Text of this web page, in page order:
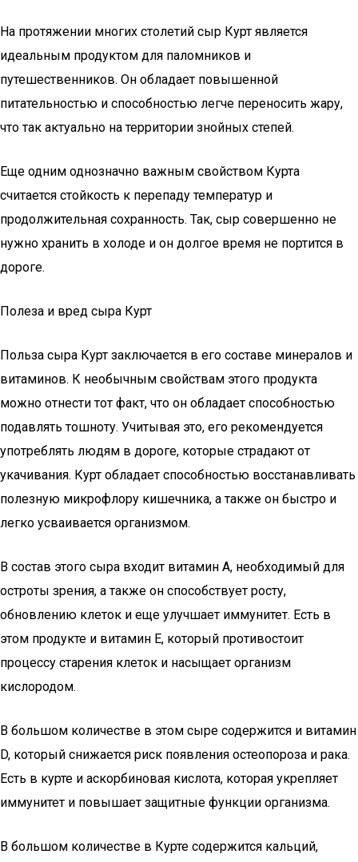
На протяжении многих столетий сыр Курт является
идеальным продуктом для паломников и
путешественников. Он обладает повышенной
питательностью и способностью легче переносить жару,
что так актуально на территории знойных степей.
Еще одним однозначно важным свойством Курта
считается стойкость к перепаду температур и
продолжительная сохранность. Так, сыр совершенно не
нужно хранить в холоде и он долгое время не портится в
дороге.
Полеза и вред сыра Курт
Польза сыра Курт заключается в его составе минералов и
витаминов. К необычным свойствам этого продукта
можно отнести тот факт, что он обладает способностью
подавлять тошноту. Учитывая это, его рекомендуется
употреблять людям в дороге, которые страдают от
укачивания. Курт обладает способностью восстанавливать
полезную микрофлору кишечника, а также он быстро и
легко усваивается организмом.
В состав этого сыра входит витамин А, необходимый для
остроты зрения, а также он способствует росту,
обновлению клеток и еще улучшает иммунитет. Есть в
этом продукте и витамин Е, который противостоит
процессу старения клеток и насыщает организм
кислородом.
В большом количестве в этом сыре содержится и витамин
D, который снижается риск появления остеопороза и рака.
Есть в курте и аскорбиновая кислота, которая укрепляет
иммунитет и повышает защитные функции организма.
В большом количестве в Курте содержится кальций,